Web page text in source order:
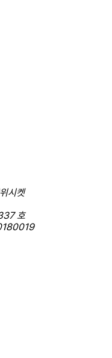
시켓
호